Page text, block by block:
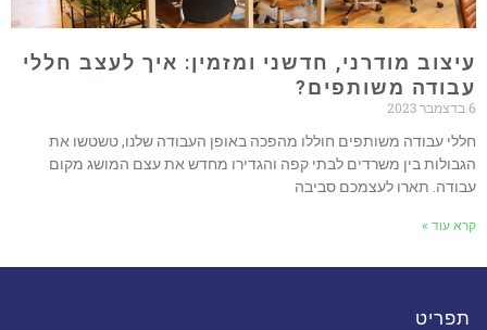
עיצוב מודרני, חדשני ומזמין: איך לעצב חללי
עבודה משותפים?
6 בדצמבר 2023
חללי עבודה משותפים חוללו מהפכה באופן העבודה שלנו, טשטשו את
הגבולות בין משרדים לבתי קפה והגדירו מחדש את עצם המושג מקום
עבודה. תארו לעצמכם סביבה
קרא עוד »
תפריט